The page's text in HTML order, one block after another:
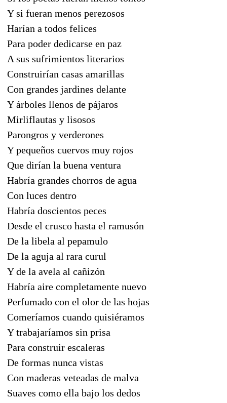
Y si fueran menos perezosos
Harían a todos felices
Para poder dedicarse en paz
A sus sufrimientos literarios
Construirían casas amarillas
Con grandes jardines delante
Y árboles llenos de pájaros
Mirliflautas y lisosos
Parongros y verderones
Y pequeños cuervos muy rojos
Que dirían la buena ventura
Habría grandes chorros de agua
Con luces dentro
Habría doscientos peces
Desde el crusco hasta el ramusón
De la libela al pepamulo
De la aguja al rara curul
Y de la avela al cañizón
Habría aire completamente nuevo
Perfumado con el olor de las hojas
Comeríamos cuando quisiéramos
Y trabajaríamos sin prisa
Para construir escaleras
De formas nunca vistas
Con maderas veteadas de malva
Suaves como ella bajo los dedos